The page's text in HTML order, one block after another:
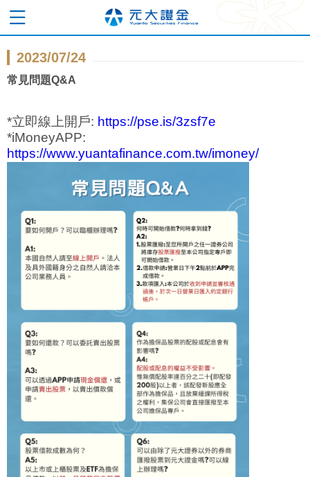
2023/07/24
常見問題Q&A
*立即線上開戶: https://pse.is/3zsf7e
*iMoneyAPP:
https://www.yuantafinance.com.tw/imoney/